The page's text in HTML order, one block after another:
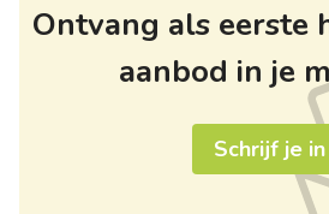
Ontvang als eerste
aanbod in je
Schrijf je in